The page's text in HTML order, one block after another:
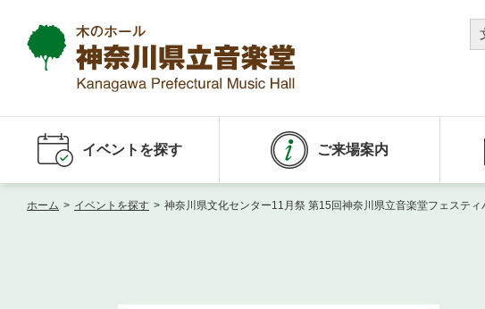
イベントを探す ご来場案内
ホーム > イベントを探す > 神奈川県文化センター11月祭 第15回神奈川県立音楽堂フェステ